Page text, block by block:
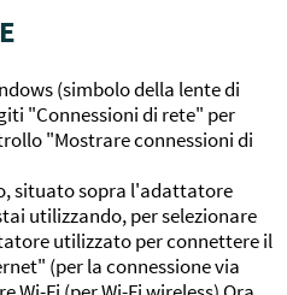
(simbolo della lente di
"Connessioni di rete" per
"Mostrare connessioni di
situato sopra l'adattatore
utilizzando, per selezionare
utilizzato per connettere il
(per la connessione via